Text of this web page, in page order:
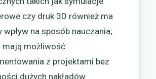
czy druk 3D również ma
wpływ na sposób nauczania;
mają możliwość
z projektami bez
dużych nakładów